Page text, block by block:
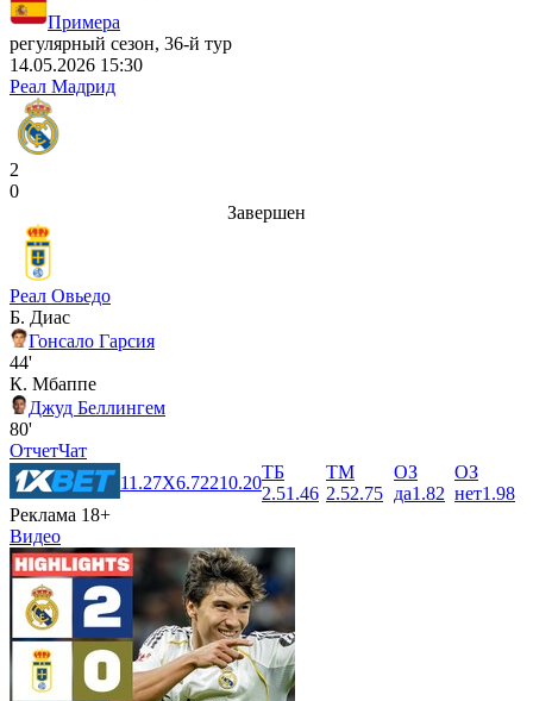
Примера
регулярный сезон, 36-й тур
14.05.2026 15:30
Реал Мадрид
2
0
Завершен
Реал Овьедо
Б. Диас
Гонсало Гарсия
44'
К. Мбаппе
Джуд Беллингем
80'
ОтчетЧат
11.27X6.72210.20
ТБ
2.51.46
ТМ
2.52.75
ОЗ
да1.82
ОЗ
нет1.98
Реклама 18+
Видео